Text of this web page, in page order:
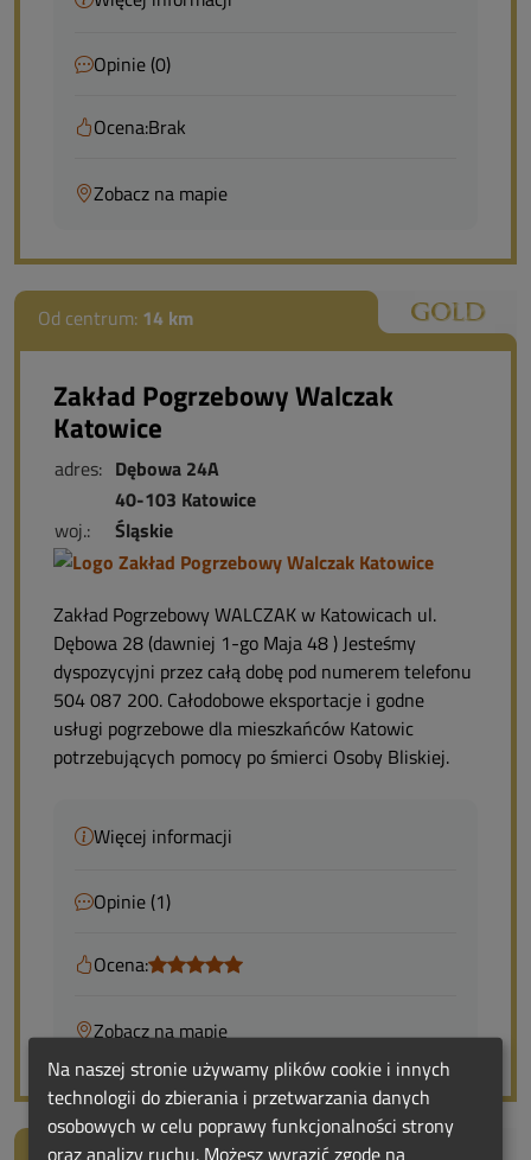
Opinie (0)
Ocena:Brak
Zobacz na mapie
Od centrum: 14 km
Zakład Pogrzebowy Walczak
Katowice
adres: Dębowa 24A
40-103 Katowice
woj.:
Śląskie
Zakład Pogrzebowy WALCZAK w Katowicach ul.
Dębowa 28 (dawniej 1-go Maja 48 ) Jesteśmy
dyspozycyjni przez całą dobę pod numerem telefonu
504 087 200. Całodobowe eksportacje i godne
usługi pogrzebowe dla mieszkańców Katowic
potrzebujących pomocy po śmierci Osoby Bliskiej.
Więcej informacji
Opinie (1)
Ocena:
Zobacz na mapie
Na naszej stronie używamy plików cookie i innych
technologii do zbierania i przetwarzania danych
osobowych w celu poprawy funkcjonalności strony
oraz analizy ruchu. Możesz wyrazić zgodę na